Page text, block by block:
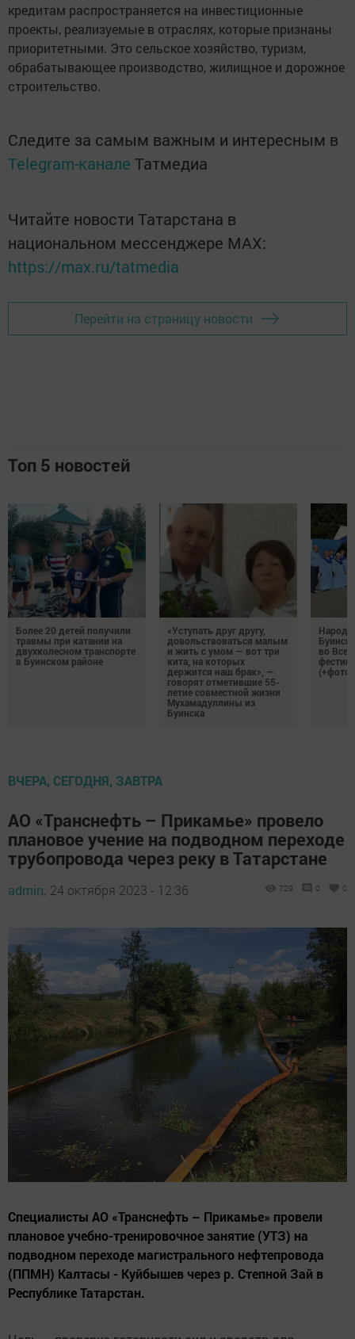
кредитам распространяется на инвестиционные
проекты, реализуемые в отраслях, которые признаны
приоритетными. Это сельское хозяйство, туризм,
обрабатывающее производство, жилищное и дорожное
строительство.
Следите за самым важным и интересным в
Telegram-канале Татмедиа
Читайте новости Татарстана в
национальном мессенджере MАХ:
https://max.ru/tatmedia
Перейти на страницу новости
Топ 5 новостей
Более 20 детей получили
травмы при катании на
двухколесном транспорте
в Буинском районе
«Уступать друг другу,
довольствоваться малым
и жить с умом — вот три
кита, на которых
держится наш брак», —
говорят отметившие 55-
летие совместной жизни
Мухамадуллины из
Буинска
во
(+фото)
ВЧЕРА, СЕГОДНЯ, ЗАВТРА
АО «Транснефть – Прикамье» провело
плановое учение на подводном переходе
трубопровода через реку в Татарстане
admin, 24 октября 2023 - 12:36 729 0 0
Специалисты АО «Транснефть – Прикамье» провели
плановое учебно-тренировочное занятие (УТЗ) на
подводном переходе магистрального нефтепровода
(ППМН) Калтасы - Куйбышев через р. Степной Зай в
Республике Татарстан.